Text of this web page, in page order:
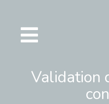
contenu
Validation